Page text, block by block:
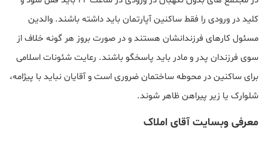
کلید در ورودی را فقط ساکنین آپارتمان باید داشته باشند. والدین
مسئول کارهای فرزندانشان هستند و در صورت بروز هر گونه خلاف از
سوی فرزندان پدر و مادر باید پاسخگو باشند. رعایت شئونات اسلامی
برای ساکنین در محوطه ساختمان ضروری است و آقایان نباید با پیژامه،
شلوارک یا زیر پیراهن ظاهر شوند.
معرفی وبسایت آقای املاک